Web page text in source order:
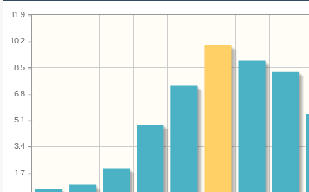
1.7
3.4
5.1
6.8
8.5
10.2
11.9